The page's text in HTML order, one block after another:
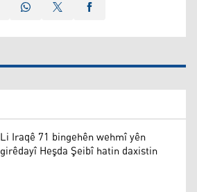
Li Iraqê 71 bingehên wehmî yên
girêdayî Heşda Şeibî hatin daxistin